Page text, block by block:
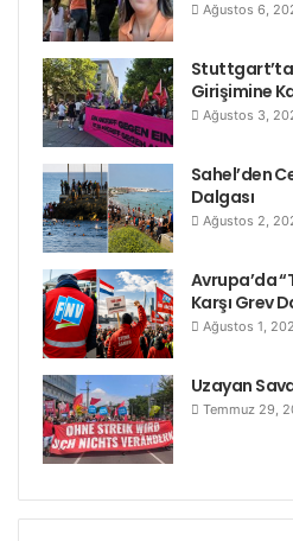
Ağustos 6,
Stuttgart’ta
Girişimine
Ağustos 3,
Sahel’den
Dalgası
Ağustos 2,
Avrupa’da
Karşı Grev
Ağustos 1,
Uzayan
Temmuz 29,